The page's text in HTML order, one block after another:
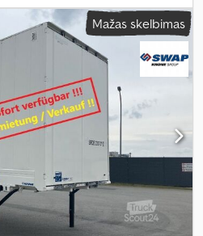
tūris:47 m³, bendras plotis:
2 900 mm, Gamybos metai: 2012,
Mažas skelbimas